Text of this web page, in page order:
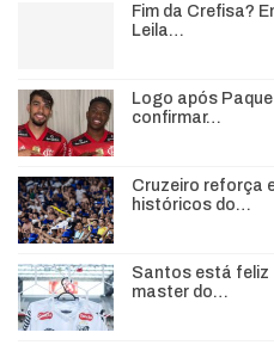
Fim da Crefisa?
Leila…
Logo após
confirmar…
Cruzeiro reforça
históricos do…
Santos está feliz
master do…